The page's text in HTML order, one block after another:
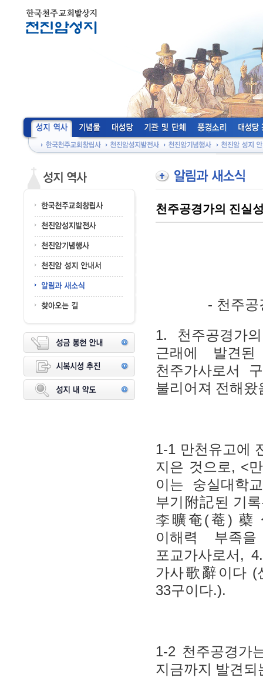
천주공경가의 진실
- 천주공
1. 천주공경가
근래에 발견
천주가사로서
불리어져 전해왔
1-1 만천유고에
지은 것으로 , <
이는 숭실대학
부기
附記된 기
李曠奄(菴) 蘗
이해력 부족
포교가사로서 ,
가사歌辭 이다 (
33구이다.).
1-2 천주공경가
지금까지 발견